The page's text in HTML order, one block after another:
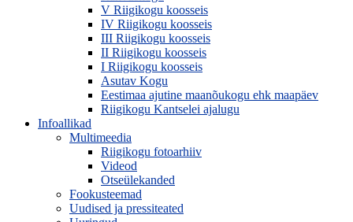
V Riigikogu koosseis
IV Riigikogu koosseis
III Riigikogu koosseis
II Riigikogu koosseis
I Riigikogu koosseis
Asutav Kogu
Eestimaa ajutine maanõukogu ehk maapäev
Riigikogu Kantselei ajalugu
Infoallikad
Multimeedia
Riigikogu fotoarhiiv
Videod
Otseülekanded
Fookusteemad
Uudised ja pressiteated